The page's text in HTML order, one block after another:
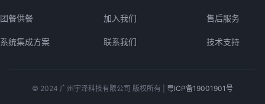
团餐供餐
系统集成方案
加入我们
联系我们
售后服务
技术支持
© 2024 广州宇泽科技有限公司 版权所有 | 粤ICP备19001901号